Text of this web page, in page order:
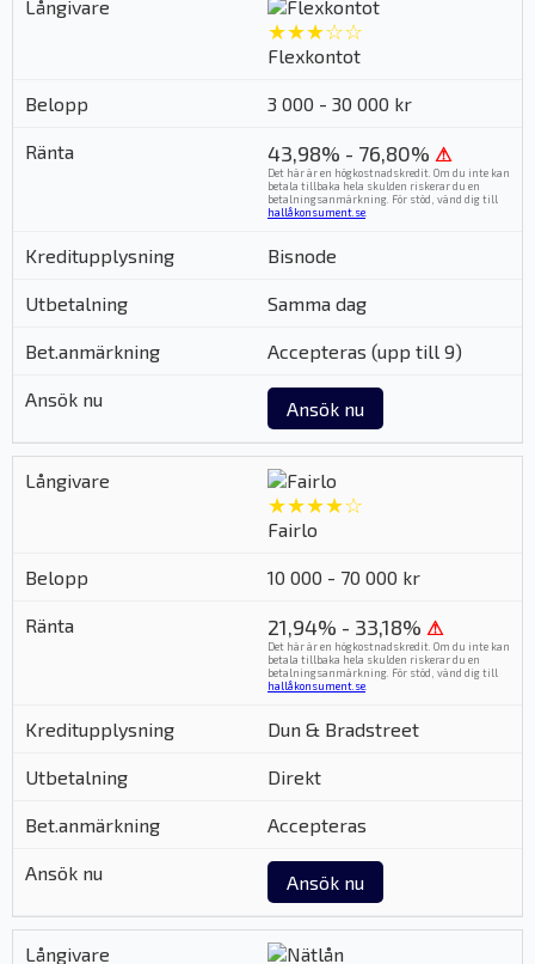
★★★☆☆
Flexkontot
3 000 - 30 000 kr
43,98% - 76,80% ⚠
Det här är en högkostnadskredit. Om du inte kan
betala tillbaka hela skulden riskerar du en
betalningsanmärkning. För stöd, vänd dig till
hallåkonsument.se
Bisnode
Samma dag
Accepteras (upp till 9)
Ansök nu
★★★★☆
Fairlo
10 000 - 70 000 kr
21,94% - 33,18% ⚠
Det här är en högkostnadskredit. Om du inte kan
betala tillbaka hela skulden riskerar du en
betalningsanmärkning. För stöd, vänd dig till
hallåkonsument.se
Dun & Bradstreet
Direkt
Accepteras
Ansök nu